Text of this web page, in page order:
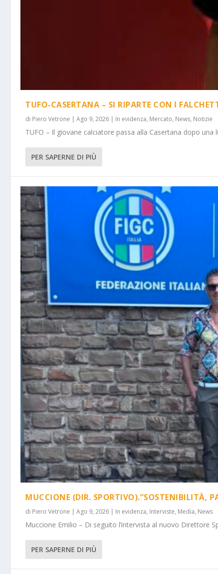
TUFO-CASERTANA – SI RIPARTE CON I
di Piero Vetrone |Ago 9, 2026 | In evidenza, Mercato, News, Notizie
TUFO – Il giovane calciatore passa alla Casertana dopo una
PER SAPERNE DI PIÙ
MUCCIONE (DIR. SPORTIVO).”SOSTENIBILITÀ,
di Piero Vetrone |Ago 9, 2026 | In evidenza, Interviste, Media, News
Muccione Emilio – Di seguito l’intervista al nuovo Direttore
PER SAPERNE DI PIÙ